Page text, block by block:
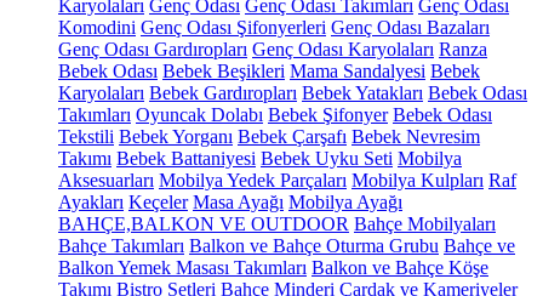
Karyolaları Genç Odası Genç Odası Takımları Genç Odası
Komodini Genç Odası Şifonyerleri Genç Odası Bazaları
Genç Odası Gardıropları Genç Odası Karyolaları Ranza
Bebek Odası Bebek Beşikleri Mama Sandalyesi Bebek
Karyolaları Bebek Gardıropları Bebek Yatakları Bebek Odası
Takımları Oyuncak Dolabı Bebek Şifonyer Bebek Odası
Tekstili Bebek Yorganı Bebek Çarşafı Bebek Nevresim
Takımı Bebek Battaniyesi Bebek Uyku Seti Mobilya
Aksesuarları Mobilya Yedek Parçaları Mobilya Kulpları Raf
Ayakları Keçeler Masa Ayağı Mobilya Ayağı
BAHÇE,BALKON VE OUTDOOR Bahçe Mobilyaları
Bahçe Takımları Balkon ve Bahçe Oturma Grubu Bahçe ve
Balkon Yemek Masası Takımları Balkon ve Bahçe Köşe
Takımı Bistro Setleri Bahçe Minderi Çardak ve Kameriyeler